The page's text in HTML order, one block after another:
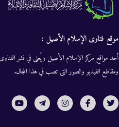
موقع فتاوى الإسلام الأصيل :
أحد مواقع مركز الإسلام الأصيل ويُعنى في نشر الفتاوى
ومقاطع الفيديو والصور التى تصب في هذا المجال.